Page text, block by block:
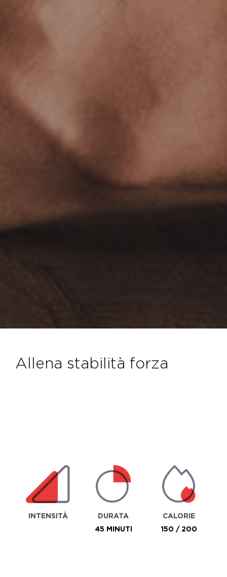
allena stabilità forza
INTENSITÀ
DURATA
45 MINUTI
CALORIE
150 / 200